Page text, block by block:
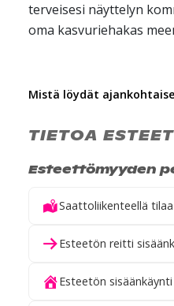
terveisesi näyttelyn
oma kasvuriehakas
Mistä löydät
TIETOA
Esteettömyyden
Saattoliikenteellä
Esteetön reitti
Esteetön sisäänkäynti